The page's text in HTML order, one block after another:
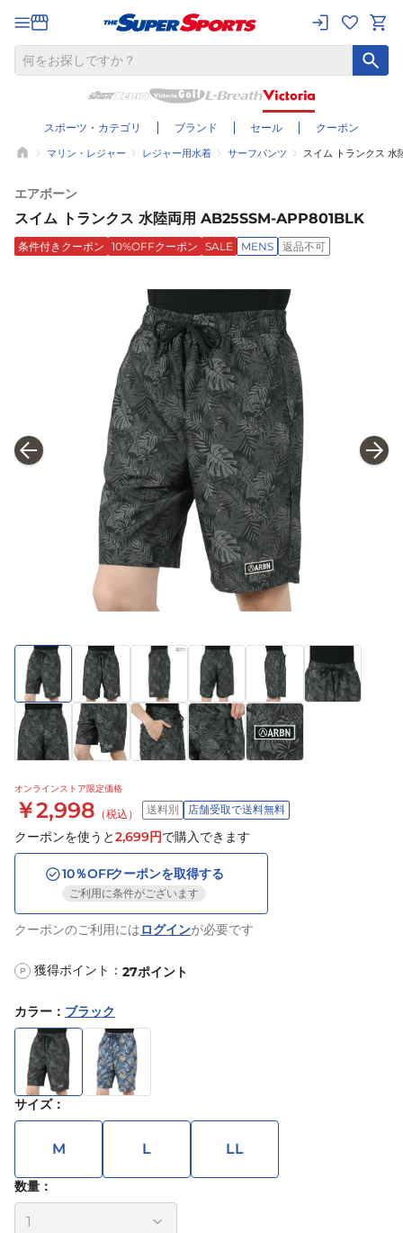
スポーツ・カテゴリ ブランド セール クーポン
マリン・レジャー レジャー用水着 サーフパンツ スイム トランクス
エアボーン
スイム トランクス 水陸両用 AB25SSM-APP801BLK
条件付きクーポン 10%OFFクーポン SALE MENS 返品不可
オンラインストア限定価格
￥2,998 （税込） 送料別 店舗受取で送料無料
クーポンを使うと2,699円で購入できます
10％OFFクーポンを取得する
ご利用に条件がございます
クーポンのご利用にはログインが必要です
P 獲得ポイント： 27ポイント
カラー ： ブラック
サイズ：
M L LL
数量：